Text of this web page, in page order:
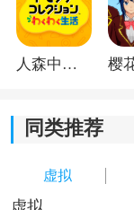
了变化和挑战。
人森中文版
同类推荐
虚拟